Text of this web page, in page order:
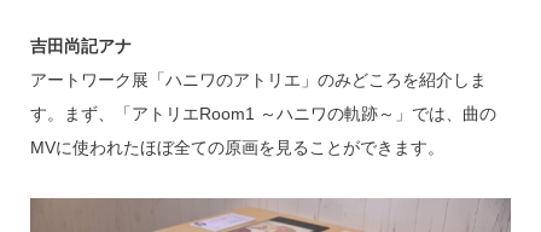
吉田尚記アナ
アートワーク展「ハニワのアトリエ」のみどころを紹介しま
す。まず、「アトリエRoom1 ～ハニワの軌跡～」では、曲の
MVに使われたほぼ全ての原画を見ることができます。